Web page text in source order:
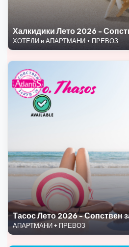
Халкидики Лето 2026 -
ХОТЕЛИ и АПАРТМАНИ + ПРЕВОЗ
Тасос Лето 2026 - Сопствен
АПАРТМАНИ + ПРЕВОЗ